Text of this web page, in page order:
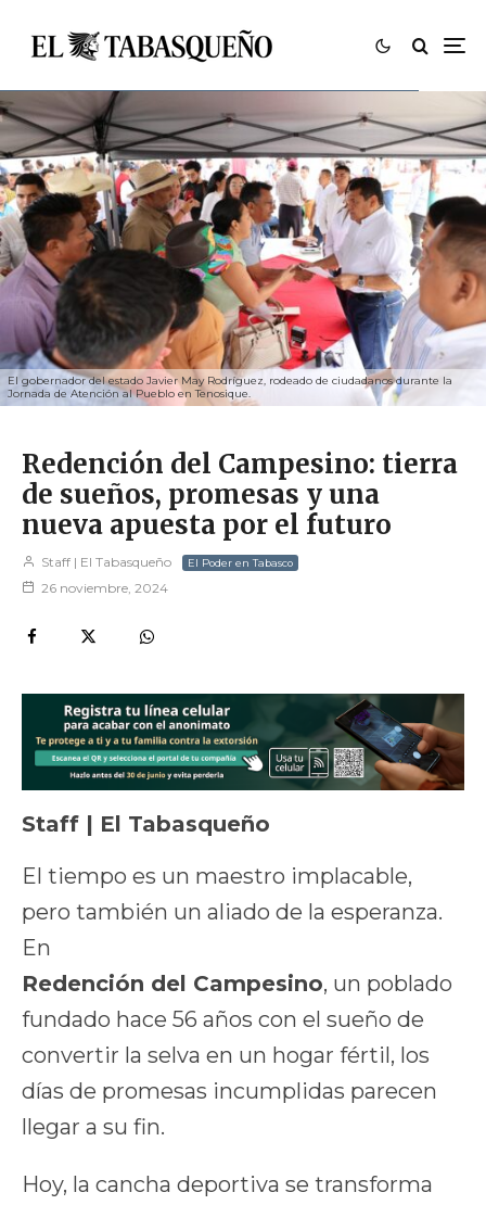
El gobernador del estado Javier May Rodríguez, rodeado de ciudadanos durante la
Jornada de Atención al Pueblo en Tenosique.
Redención del Campesino: tierra
de sueños, promesas y una
nueva apuesta por el futuro
Staff | El Tabasqueño El Poder en Tabasco
26 noviembre, 2024
Staff | El Tabasqueño
El tiempo es un maestro implacable,
pero también un aliado de la esperanza.
En
Redención del Campesino, un poblado
fundado hace 56 años con el sueño de
convertir la selva en un hogar fértil, los
días de promesas incumplidas parecen
llegar a su fin.
Hoy, la cancha deportiva se transforma